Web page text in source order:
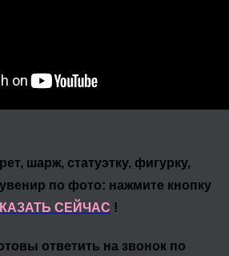
шарж, статуэтку, фигурку,
по фото: нажмите кнопку
СЕЙЧАС !
ответить на звонок по